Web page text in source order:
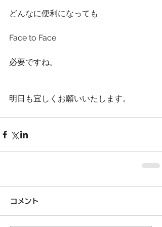
どんなに便利になっても
Face to Face
必要ですね。
明日も宜しくお願いいたします。
コメント